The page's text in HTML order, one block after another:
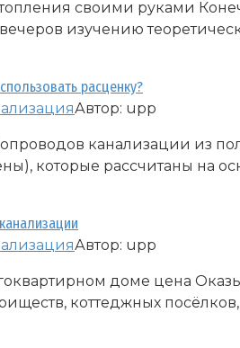
своими руками
изучению
расценку?
Автор: upp
канализации из
которые рассчитаны на
Автор: upp
доме цена
коттеджных